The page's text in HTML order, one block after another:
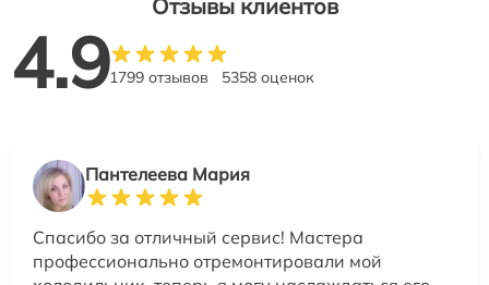
Отзывы клиентов
4.91799 отзывов 5358 оценок
Пантелеева Мария
Спасибо за отличный сервис! Мастера
профессионально отремонтировали мой